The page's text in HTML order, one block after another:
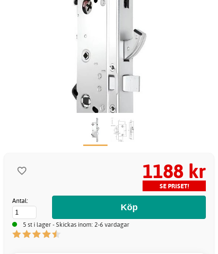
1188 kr
SE PRISET!
Antal:
5 st i lager - Skickas inom: 2-6 vardagar